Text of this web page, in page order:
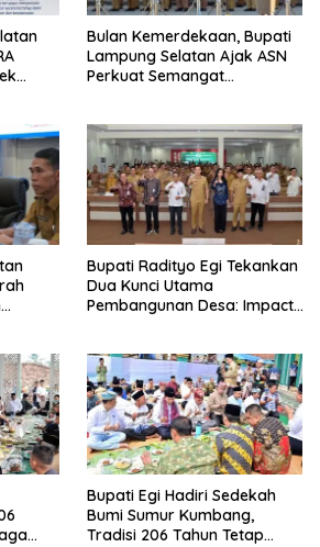
Bulan Kemerdekaan, Bupati
Lampung Selatan Ajak ASN
Perkuat Semangat
Bupati Radityo Egi Tekankan
Dua Kunci Utama
Pembangunan Desa: Impact
Bupati Egi Hadiri Sedekah
Bumi Sumur Kumbang,
Tradisi 206 Tahun Tetap